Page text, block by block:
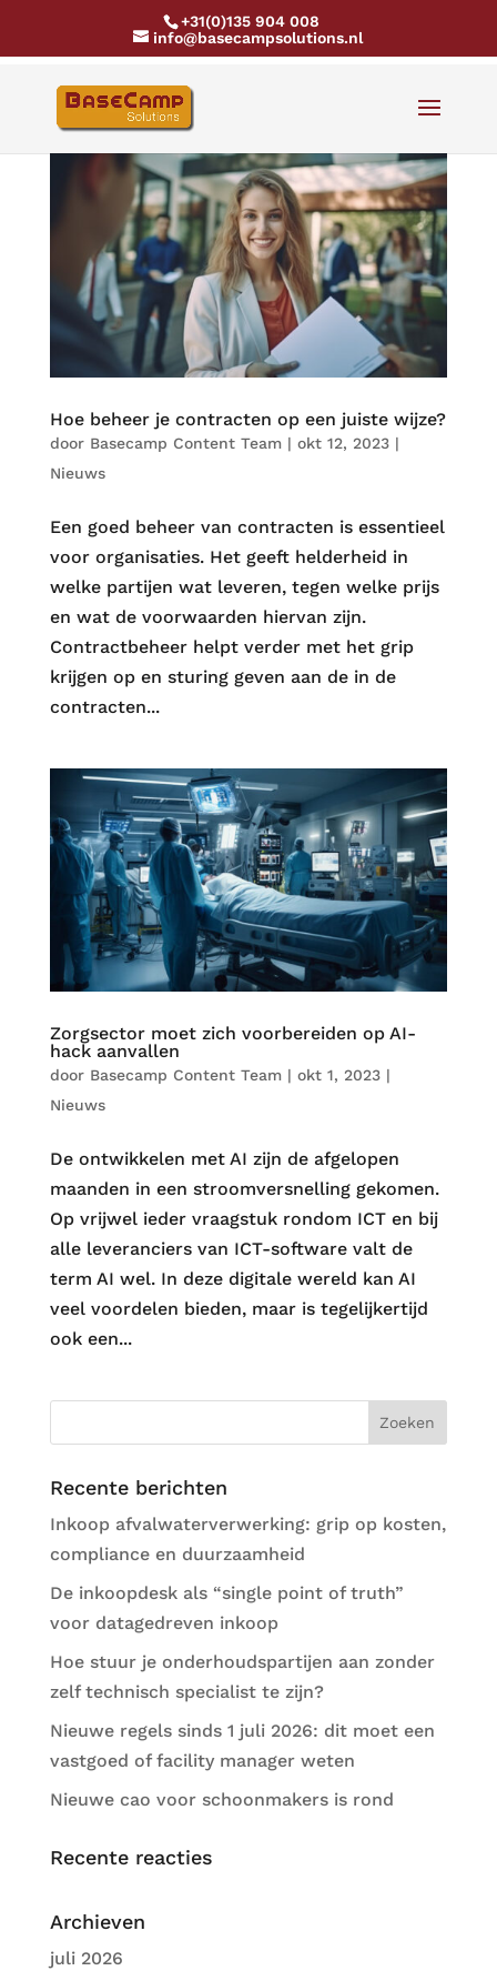
+31(0)135 904 008
info@basecampsolutions.nl
Hoe beheer je contracten op een juiste wijze?
door Basecamp Content Team| okt 12, 2023|
Nieuws
Een goed beheer van contracten is essentieel
voor organisaties. Het geeft helderheid in
welke partijen wat leveren, tegen welke prijs
en wat de voorwaarden hiervan zijn.
Contractbeheer helpt verder met het grip
krijgen op en sturing geven aan de in de
contracten...
Zorgsector moet zich voorbereiden op AI-
hack aanvallen
door Basecamp Content Team| okt 1, 2023|
Nieuws
De ontwikkelen met AI zijn de afgelopen
maanden in een stroomversnelling gekomen.
Op vrijwel ieder vraagstuk rondom ICT en bij
alle leveranciers van ICT-software valt de
term AI wel. In deze digitale wereld kan AI
veel voordelen bieden, maar is tegelijkertijd
ook een...
Recente berichten
Inkoop afvalwaterverwerking: grip op kosten,
compliance en duurzaamheid
De inkoopdesk als “single point of truth”
voor datagedreven inkoop
Hoe stuur je onderhoudspartijen aan zonder
zelf technisch specialist te zijn?
Nieuwe regels sinds 1 juli 2026: dit moet een
vastgoed of facility manager weten
Nieuwe cao voor schoonmakers is rond
Recente reacties
Archieven
juli 2026